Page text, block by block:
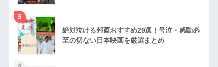
3
絶対泣ける邦画おすすめ29選！号泣・感動必
至の切ない日本映画を厳選まとめ